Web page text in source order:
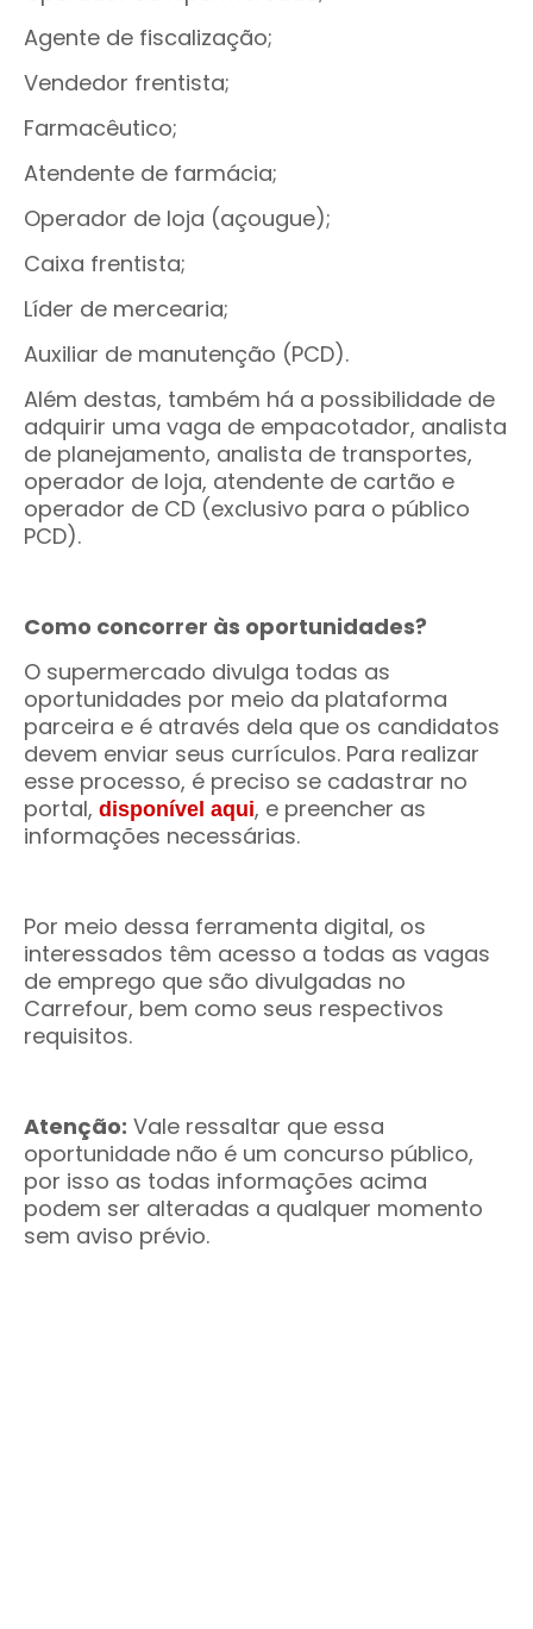
Agente de fiscalização;
Vendedor frentista;
Farmacêutico;
Atendente de farmácia;
Operador de loja (açougue);
Caixa frentista;
Líder de mercearia;
Auxiliar de manutenção (PCD).
Além destas, também há a possibilidade de
adquirir uma vaga de empacotador, analista
de planejamento, analista de transportes,
operador de loja, atendente de cartão e
operador de CD (exclusivo para o público
PCD).
Como concorrer às oportunidades?
O supermercado divulga todas as
oportunidades por meio da plataforma
parceira e é através dela que os candidatos
devem enviar seus currículos. Para realizar
esse processo, é preciso se cadastrar no
portal, disponível aqui, e preencher as
informações necessárias.
Por meio dessa ferramenta digital, os
interessados têm acesso a todas as vagas
de emprego que são divulgadas no
Carrefour, bem como seus respectivos
requisitos.
Atenção: Vale ressaltar que essa
oportunidade não é um concurso público,
por isso as todas informações acima
podem ser alteradas a qualquer momento
sem aviso prévio.